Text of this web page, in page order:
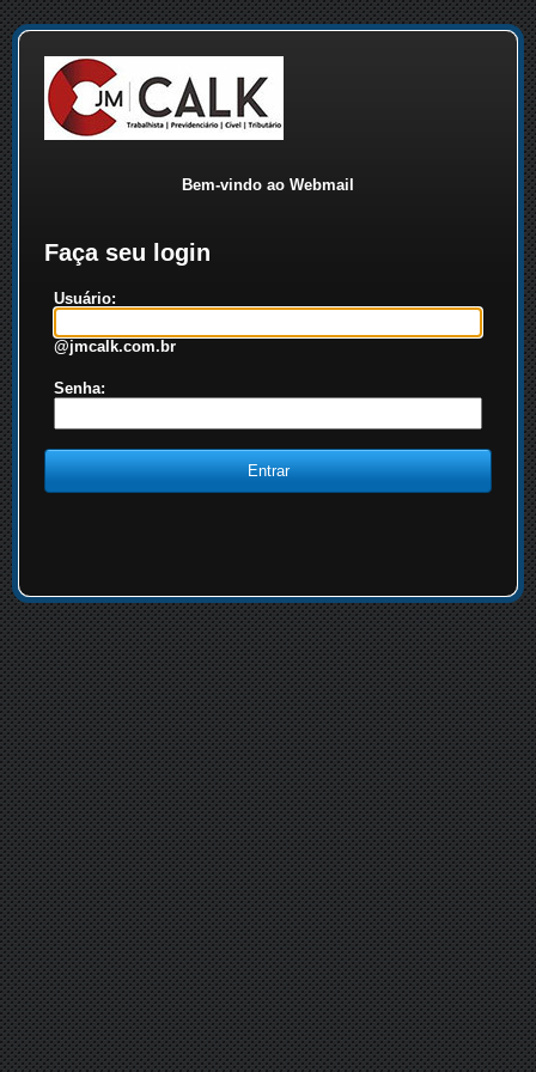
Bem-vindo ao Webmail
Faça seu login
Usuário:
@jmcalk.com.br
Senha: